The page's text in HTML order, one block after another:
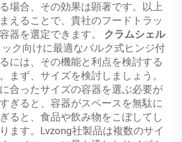
場合、その効果は顕著です。以上
えることで、貴社のフードトラッ
器を選定できます。 クラムシェル
ク向けに最適なバルク式ヒンジ付
には、その機能と利点を検討する
まず、サイズを検討しましょう。
合ったサイズの容器を選ぶ必要が
ぎると、容器がスペースを無駄に
ると、食品や飲み物をこぼしてし
ます。Lvzong社製品は複数のサイ